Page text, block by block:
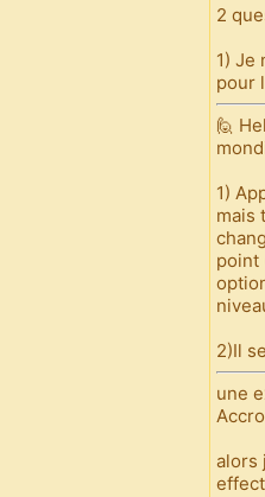
2
1) Je
pour
🙋
1)
mais
point
2)Il
une
alors